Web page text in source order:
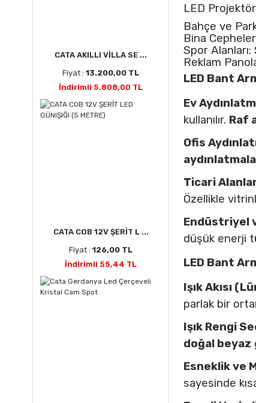
CATA AKILLI VİLLA SE ...
Fiyat : 13.200,00 TL
İndirimli 5.808,00 TL
CATA COB 12V ŞERİT L ...
Fiyat : 126,00 TL
İndirimli 55,44 TL
LED
Bahçe ve
Bina
Spor Alanları:
Reklam
LED Bant
Ev
kullanılır. Raf
Ofis
Ticari
Özellikle
Endüstriyel
düşük enerji
LED Bant
Işık Akısı
parlak bir
Işık Rengi
doğal beyaz
Esneklik ve
sayesinde